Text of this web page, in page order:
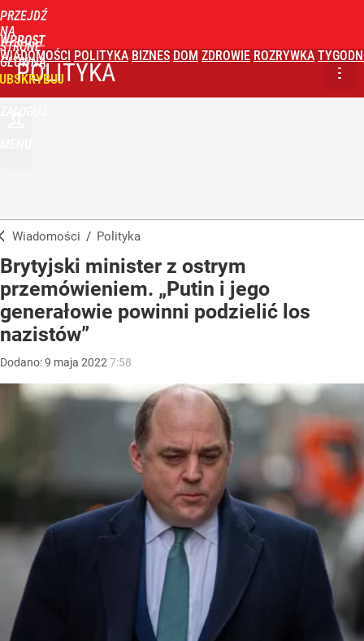
PRZEJDŹ
NA
STRONĘ
GŁÓWNĄ
WPROST
WIADOMOŚCI POLITYKA BIZNES DOM ZDROWIE ROZRYWKA
POLITYKA
Wiadomości / Polityka
Brytyjski minister z ostrym
przemówieniem. „Putin i jego
generałowie powinni podzielić los
nazistów”
Dodano:9 maja 2022 7:58